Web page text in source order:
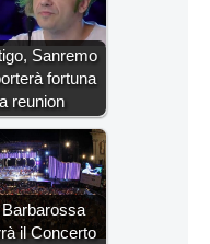
Sanremo
fortuna
reunion
il Concerto